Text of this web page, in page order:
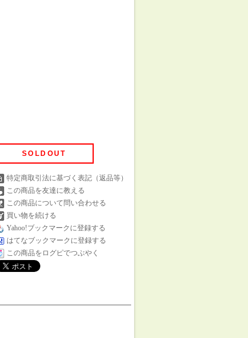
SOLDOUT
特定商取引法に基づく表記（返品等）
この商品を友達に教える
この商品について問い合わせる
買い物を続ける
Yahoo!ブックマークに登録する
はてなブックマークに登録する
この商品をログピでつぶやく